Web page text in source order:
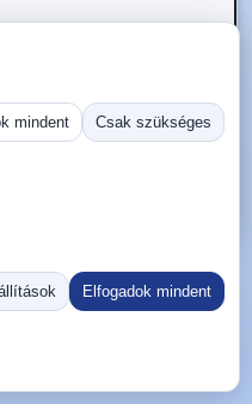
x 140 mm
mindent Csak szükséges
Elfogadok mindent